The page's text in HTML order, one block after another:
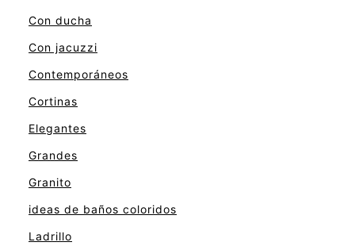
Con ducha
Con jacuzzi
Contemporáneos
Cortinas
Elegantes
Grandes
Granito
ideas de baños coloridos
Ladrillo